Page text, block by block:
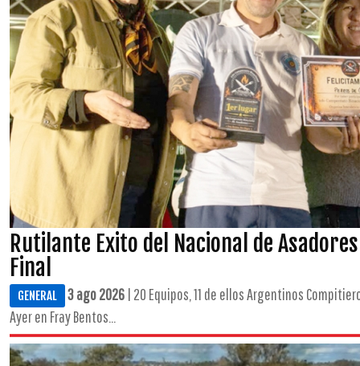
Rutilante Exito del Nacional de
Final
GENERAL 3 ago 2026 | 20 Equipos, 11 de ellos Argentinos
Ayer en Fray Bentos...